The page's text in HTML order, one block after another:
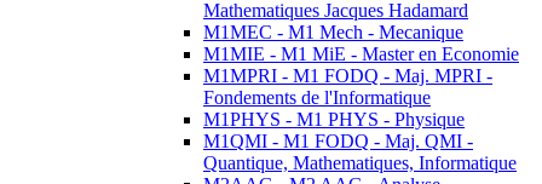
Mathematiques Jacques Hadamard
M1MEC - M1 Mech - Mecanique
M1MIE - M1 MiE - Master en Economie
M1MPRI - M1 FODQ - Maj. MPRI -
Fondements de l'Informatique
M1PHYS - M1 PHYS - Physique
M1QMI - M1 FODQ - Maj. QMI -
Quantique, Mathematiques, Informatique